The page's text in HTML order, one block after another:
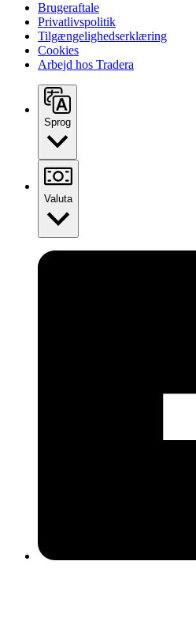
Brugeraftale
Privatlivspolitik
Tilgængelighedserklæring
Cookies
Arbejd hos Tradera
Sprog
Valuta